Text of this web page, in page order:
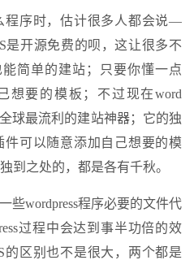
程序时，估计很多人都会说—
是开源免费的呗，这让很多不
简单的建站；只要你懂一点
想要的模板；不过现在word
球最流利的建站神器；它的独
可以随意添加自己想要的模
到之处的，都是各有千秋。
些wordpress程序必要的文件代
过程中会达到事半功倍的效
的区别也不是很大，两个都是